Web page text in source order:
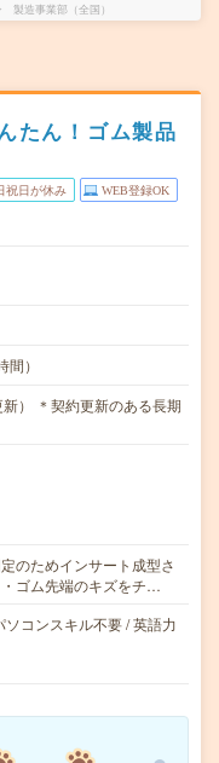
製造事業部（全国）
たん！ゴム製品
祝日が休み WEB登録OK
）
） ＊契約更新のある長期
のためインサート成型さ
ゴム先端のキズをチ…
コンスキル不要 / 英語力